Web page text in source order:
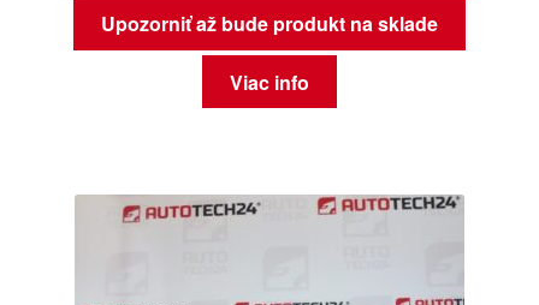
Upozorniť až bude produkt na sklade
Viac info